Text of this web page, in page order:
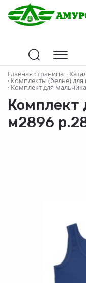
Главная страница ·
· Комплекты (белье)
· Комплект для
Комплект
м2896